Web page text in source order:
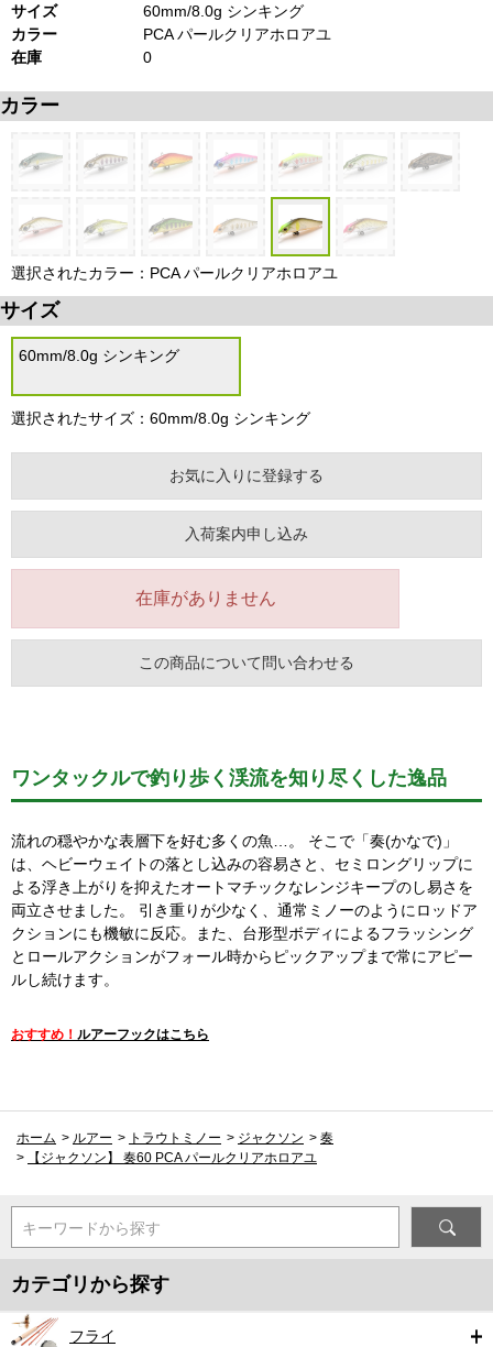
サイズ
60mm/8.0g シンキング
カラー
PCA パールクリアホロアユ
在庫
0
カラー
選択されたカラー：PCA パールクリアホロアユ
サイズ
60mm/8.0g シンキング
選択されたサイズ：60mm/8.0g シンキング
お気に入りに登録する
入荷案内申し込み
在庫がありません
この商品について問い合わせる
ワンタックルで釣り歩く渓流を知り尽くした逸品
流れの穏やかな表層下を好む多くの魚…。 そこで「奏(かなで)」
は、ヘビーウェイトの落とし込みの容易さと、セミロングリップに
よる浮き上がりを抑えたオートマチックなレンジキープのし易さを
両立させました。 引き重りが少なく、通常ミノーのようにロッドア
クションにも機敏に反応。また、台形型ボディによるフラッシング
とロールアクションがフォール時からピックアップまで常にアピー
ルし続けます。
おすすめ！ ルアーフックはこちら
ホーム > ルアー > トラウトミノー > ジャクソン > 奏
>
【ジャクソン】 奏60 PCA パールクリアホロアユ
キーワードから探す
カテゴリから探す
フライ